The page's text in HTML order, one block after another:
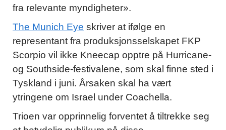
fra relevante myndigheter».
The Munich Eye skriver at ifølge en
representant fra produksjonsselskapet FKP
Scorpio vil ikke Kneecap opptre på Hurricane-
og Southside-festivalene, som skal finne sted i
Tyskland i juni. Årsaken skal ha vært
ytringene om Israel under Coachella.
Trioen var opprinnelig forventet å tiltrekke seg